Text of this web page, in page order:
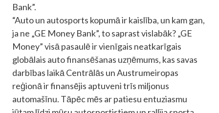
Bank”.
“Auto un autosports kopumā ir kaislība, un kam gan,
ja ne „GE Money Bank”, to saprast vislabāk? „GE
Money” visā pasaulē ir vienīgais neatkarīgais
globālais auto finansēšanas uzņēmums, kas savas
darbības laikā Centrālās un Austrumeiropas
reģionā ir finansējis aptuveni trīs miljonus
automašīnu. Tāpēc mēs ar patiesu entuziasmu